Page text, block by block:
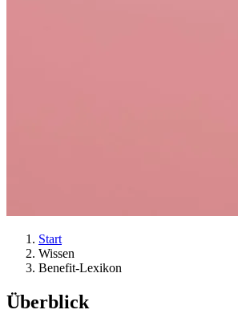
Start
Wissen
Benefit-Lexikon
Überblick